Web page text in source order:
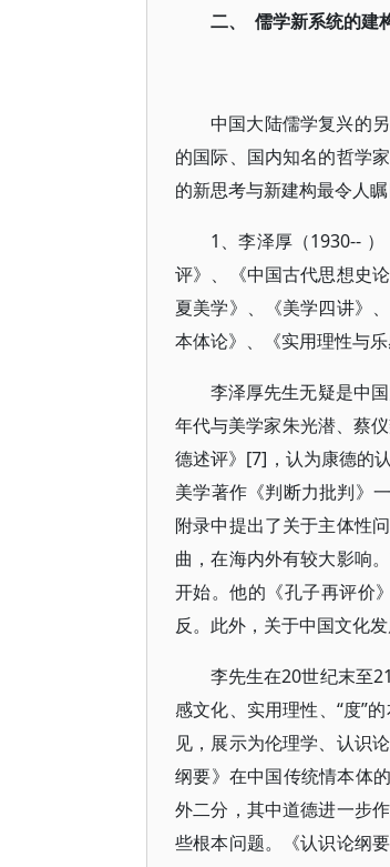
二、 儒学新系统的建
中国大陆儒学复兴的
的国际、国内知名的哲学
的新思考与新建构最令人
1、李泽厚（1930--
评》、《中国古代思想史
夏美学》、《美学四讲》
本体论》、《实用理性与
李泽厚先生无疑是中
年代与美学家朱光潜、蔡
德述评》[7]，认为康德的
美学著作《判断力批判》
附录中提出了关于主体性
曲，在海内外有较大影响
开始。他的《孔子再评价
反。此外，关于中国文化
李先生在20世纪末至
感文化、实用理性、“度”
见，展示为伦理学、认识
纲要》在中国传统情本体
外二分，其中道德进一步
些根本问题。《认识论纲